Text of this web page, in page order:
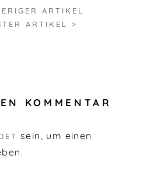
ARTIKEL
ARTIKEL >
KOMMENTAR
sein, um einen